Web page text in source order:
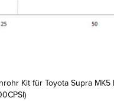
Kit für Toyota Supra MK5